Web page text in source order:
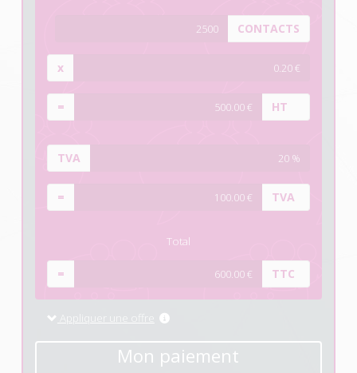
CONTACTS
x
= HT
TVA
= TVA
Total
= TTC
Appliquer une offre
Mon paiement